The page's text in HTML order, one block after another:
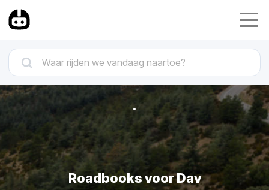
Roadbooks voor Dav